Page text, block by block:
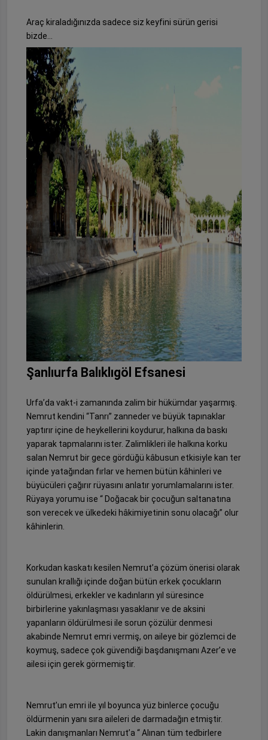
Araç kiraladığınızda sadece siz keyfini sürün gerisi
bizde…
Şanlıurfa Balıklıgöl Efsanesi
Urfa’da vakt-i zamanında zalim bir hükümdar yaşarmış.
Nemrut kendini “Tanrı” zanneder ve büyük tapınaklar
yaptırır içine de heykellerini koydurur, halkına da baskı
yaparak tapmalarını ister. Zalimlikleri ile halkına korku
salan Nemrut bir gece gördüğü kâbusun etkisiyle kan ter
içinde yatağından fırlar ve hemen bütün kâhinleri ve
büyücüleri çağırır rüyasını anlatır yorumlamalarını ister.
Rüyaya yorumu ise “ Doğacak bir çocuğun saltanatına
son verecek ve ülkedeki hâkimiyetinin sonu olacağı” olur
kâhinlerin.
Korkudan kaskatı kesilen Nemrut’a çözüm önerisi olarak
sunulan krallığı içinde doğan bütün erkek çocukların
öldürülmesi, erkekler ve kadınların yıl süresince
birbirlerine yakınlaşması yasaklanır ve de aksini
yapanların öldürülmesi ile sorun çözülür denmesi
akabinde Nemrut emri vermiş, on aileye bir gözlemci de
koymuş, sadece çok güvendiği başdanışmanı Azer’e ve
ailesi için gerek görmemiştir.
Nemrut’un emri ile yıl boyunca yüz binlerce çocuğu
öldürmenin yanı sıra aileleri de darmadağın etmiştir.
Lakin danışmanları Nemrut’a “ Alınan tüm tedbirlere